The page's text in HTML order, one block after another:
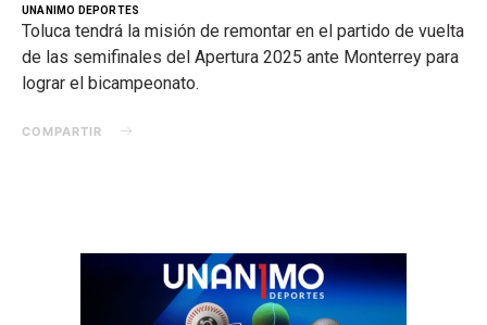
UNANIMO DEPORTES
Toluca tendrá la misión de remontar en el partido de vuelta
de las semifinales del Apertura 2025 ante Monterrey para
lograr el bicampeonato.
COMPARTIR